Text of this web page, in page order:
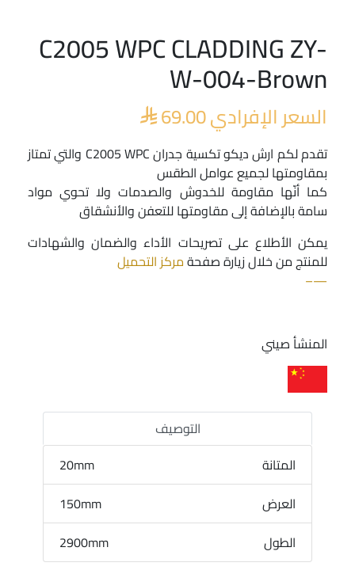
C2005 WPC CLADDING ZY-
W-004-Brown
السعر الإفرادي 69.00
تقدم لكم ارش ديكو تكسية جدران C2005 WPC والتي تمتاز
بمقاومتها لجميع عوامل الطقس
كما أنّها مقاومة للخدوش والصدمات ولا تحوي مواد
سامة بالإضافة إلى مقاومتها للتعفن والأنشقاق
يمكن الأطلاع على تصريحات الأداء والضمان والشهادات
للمنتج من خلال زيارة صفحةمركز التحميل
—–
المنشأ صيني
التوصيف
المتانة
20mm
العرض
150mm
الطول
2900mm